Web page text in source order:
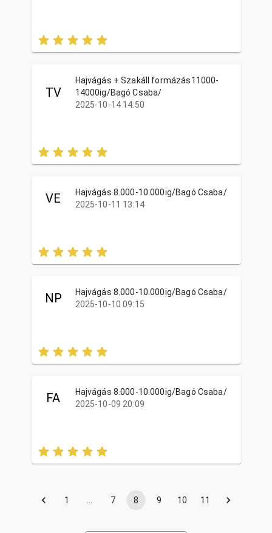
TV
Hajvágás + Szakáll formázás11000-
14000ig/Bagó Csaba/
2025-10-14 14:50
VE
Hajvágás 8.000-10.000ig/Bagó Csaba/
2025-10-11 13:14
NP
Hajvágás 8.000-10.000ig/Bagó Csaba/
2025-10-10 09:15
FA
Hajvágás 8.000-10.000ig/Bagó Csaba/
2025-10-09 20:09
1 … 7 8 9 10 11